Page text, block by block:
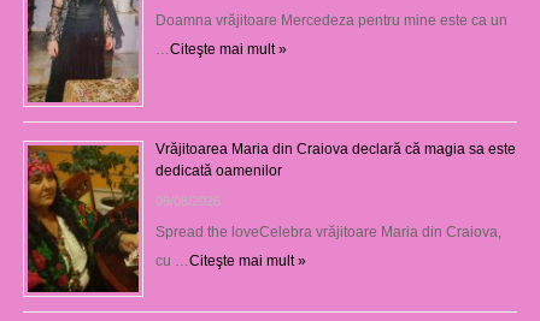
Doamna vrăjitoare Mercedeza pentru mine este ca un
…Citeşte mai mult »
Vrăjitoarea Maria din Craiova declară că magia sa este
dedicată oamenilor
09/08/2026
Spread the loveCelebra vrăjitoare Maria din Craiova,
cu …Citeşte mai mult »